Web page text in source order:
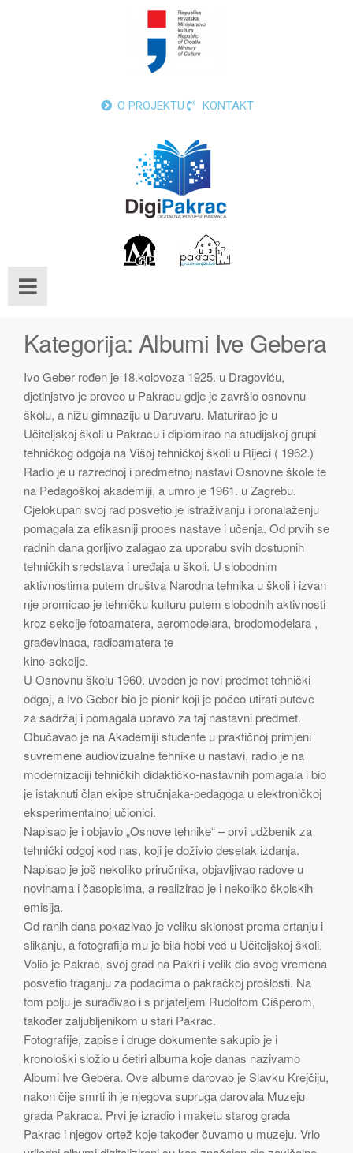
O PROJEKTU KONTAKT
Kategorija: Albumi Ive Gebera
Ivo Geber rođen je 18.kolovoza 1925. u Dragoviću,
djetinjstvo je proveo u Pakracu gdje je završio osnovnu
školu, a nižu gimnaziju u Daruvaru. Maturirao je u
Učiteljskoj školi u Pakracu i diplomirao na studijskoj grupi
tehničkog odgoja na Višoj tehničkoj školi u Rijeci ( 1962.)
Radio je u razrednoj i predmetnoj nastavi Osnovne škole te
na Pedagoškoj akademiji, a umro je 1961. u Zagrebu.
Cjelokupan svoj rad posvetio je istraživanju i pronalaženju
pomagala za efikasniji proces nastave i učenja. Od prvih se
radnih dana gorljivo zalagao za uporabu svih dostupnih
tehničkih sredstava i uređaja u školi. U slobodnim
aktivnostima putem društva Narodna tehnika u školi i izvan
nje promicao je tehničku kulturu putem slobodnih aktivnosti
kroz sekcije fotoamatera, aeromodelara, brodomodelara ,
građevinaca, radioamatera te
kino-sekcije.
U Osnovnu školu 1960. uveden je novi predmet tehnički
odgoj, a Ivo Geber bio je pionir koji je počeo utirati puteve
za sadržaj i pomagala upravo za taj nastavni predmet.
Obučavao je na Akademiji studente u praktičnoj primjeni
suvremene audiovizualne tehnike u nastavi, radio je na
modernizaciji tehničkih didaktičko-nastavnih pomagala i bio
je istaknuti član ekipe stručnjaka-pedagoga u elektroničkoj
eksperimentalnoj učionici.
Napisao je i objavio „Osnove tehnike“ – prvi udžbenik za
tehnički odgoj kod nas, koji je doživio desetak izdanja.
Napisao je još nekoliko priručnika, objavljivao radove u
novinama i časopisima, a realizirao je i nekoliko školskih
emisija.
Od ranih dana pokazivao je veliku sklonost prema crtanju i
slikanju, a fotografija mu je bila hobi već u Učiteljskoj školi.
Volio je Pakrac, svoj grad na Pakri i velik dio svog vremena
posvetio traganju za podacima o pakračkoj prošlosti. Na
tom polju je surađivao i s prijateljem Rudolfom Cišperom,
također zaljubljenikom u stari Pakrac.
Fotografije, zapise i druge dokumente sakupio je i
kronološki složio u četiri albuma koje danas nazivamo
Albumi Ive Gebera. Ove albume darovao je Slavku Krejčiju,
nakon čije smrti ih je njegova supruga darovala Muzeju
grada Pakraca. Prvi je izradio i maketu starog grada
Pakrac i njegov crtež koje također čuvamo u muzeju. Vrlo